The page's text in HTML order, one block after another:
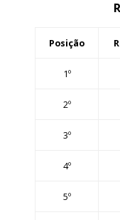
Posição
1º
2º
3º
4º
5º